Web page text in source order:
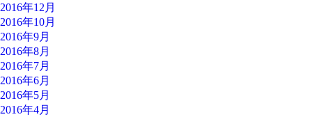
2016年12月
2016年10月
2016年9月
2016年8月
2016年7月
2016年6月
2016年5月
2016年4月